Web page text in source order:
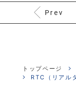
Prev
トップページ
RTC（リアルタイム